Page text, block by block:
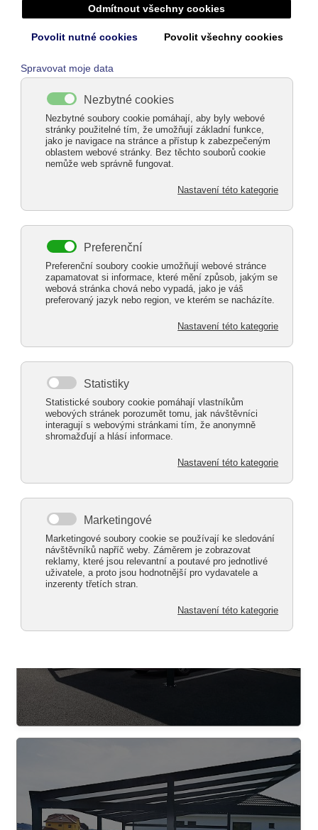
Contact us!